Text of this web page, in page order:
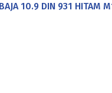
10.9 DIN 931 HITAM